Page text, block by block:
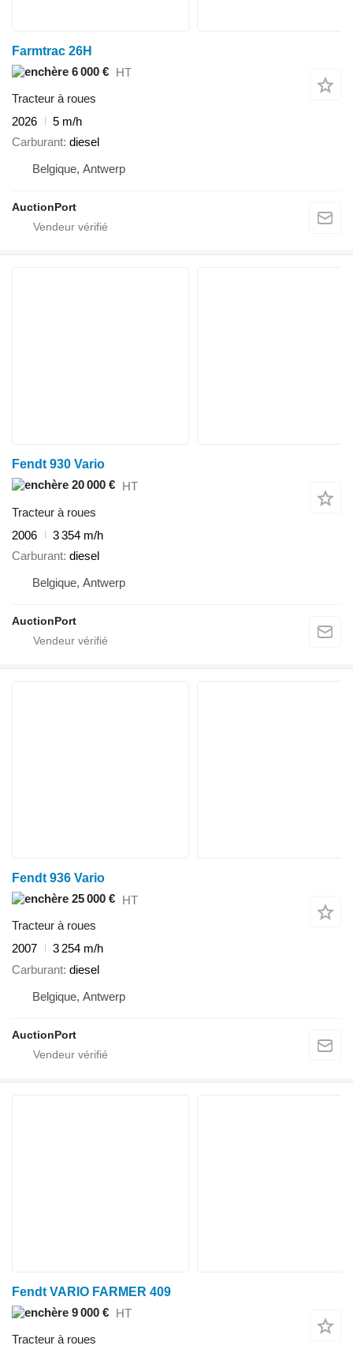
Farmtrac 26H
6 000 €
HT
Tracteur à roues
2026
5 m/h
Carburant diesel
Belgique, Antwerp
AuctionPort
Fendt 930 Vario
20 000 € HT
Tracteur à roues
2006
3 354 m/h
Carburant diesel
Belgique, Antwerp
AuctionPort
Fendt 936 Vario
25 000 € HT
Tracteur à roues
2007
3 254 m/h
Carburant diesel
Belgique, Antwerp
AuctionPort
Fendt VARIO FARMER 409
9 000 € HT
Tracteur à roues